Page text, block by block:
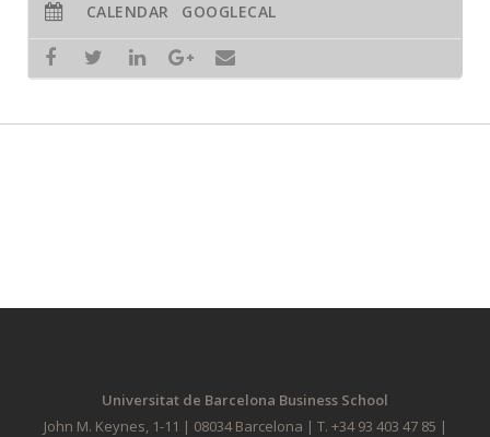
CALENDAR GOOGLECAL
Universitat de Barcelona Business School
John M. Keynes, 1-11 | 08034 Barcelona | T. +34 93 403 47 85 |